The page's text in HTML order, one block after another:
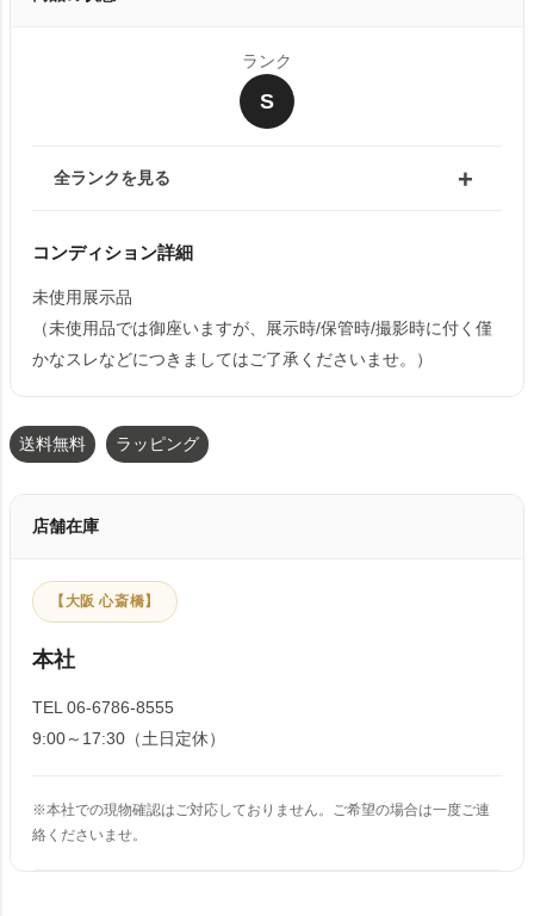
ランク
S
全ランクを見る
コンディション詳細
未使用展示品
（未使用品では御座いますが、展示時/保管時/撮影時に付く僅
かなスレなどにつきましてはご了承くださいませ。）
送料無料 ラッピング
店舗在庫
【大阪 心斎橋】
本社
TEL 06-6786-8555
9:00～17:30（土日定休）
※本社での現物確認はご対応しておりません。ご希望の場合は一度ご連
絡くださいませ。